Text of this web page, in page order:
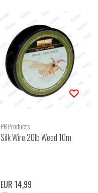
PB Products
Silk Wire 20lb Weed 10m
EUR 14,99